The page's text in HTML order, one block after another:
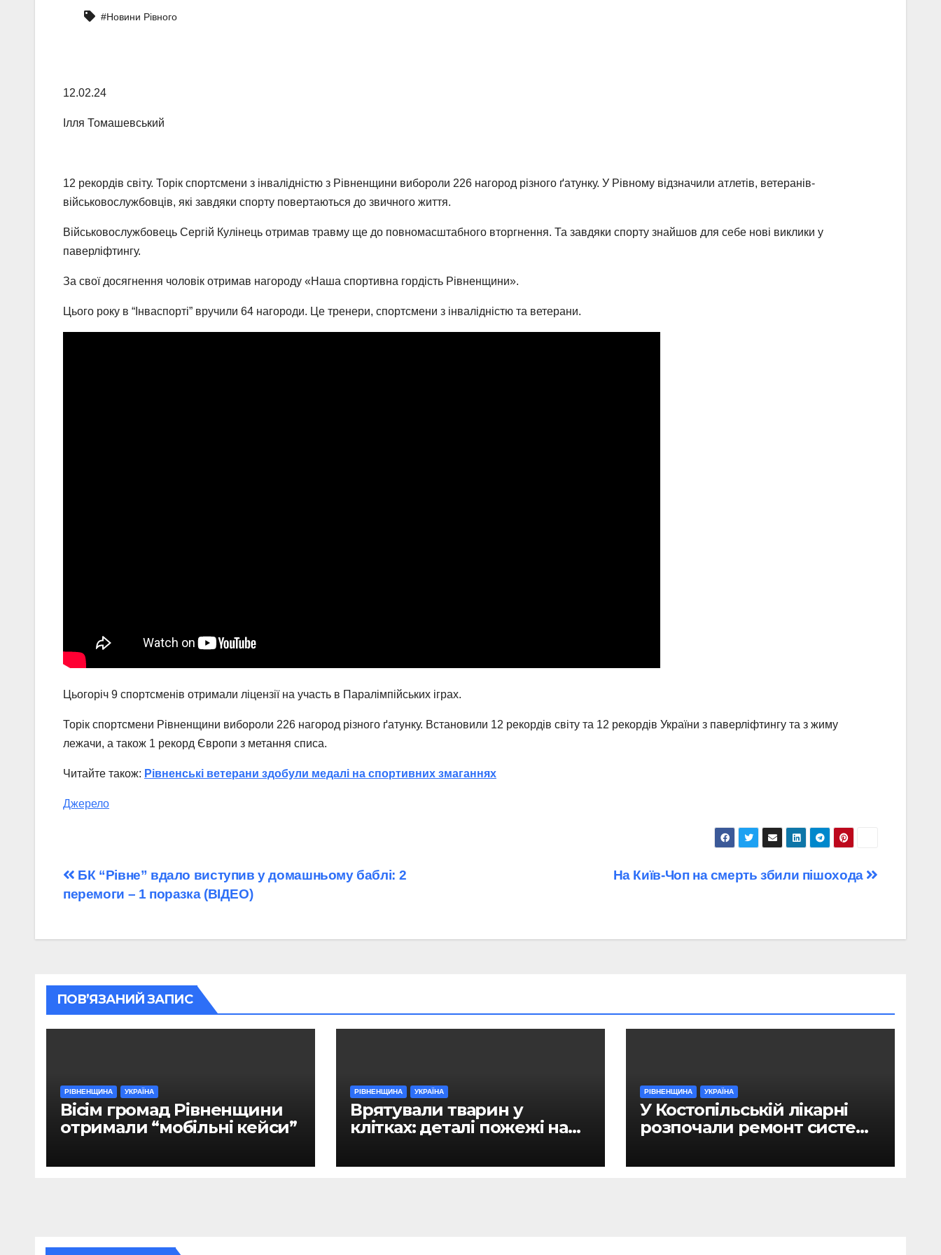
#Новини Рівного
12.02.24
Ілля Томашевський
12 рекордів світу. Торік спортсмени з інвалідністю з Рівненщини вибороли 226 нагород різного ґатунку. У Рівному відзначили атлетів, ветеранів-
військовослужбовців, які завдяки спорту повертаються до звичного життя.
Військовослужбовець Сергій Кулінець отримав травму ще до повномасштабного вторгнення. Та завдяки спорту знайшов для себе нові виклики у
паверліфтингу.
За свої досягнення чоловік отримав нагороду «Наша спортивна гордість Рівненщини».
Цього року в “Інваспорті” вручили 64 нагороди. Це тренери, спортсмени з інвалідністю та ветерани.
Цьогоріч 9 спортсменів отримали ліцензії на участь в Паралімпійських іграх.
Торік спортсмени Рівненщини вибороли 226 нагород різного ґатунку. Встановили 12 рекордів світу та 12 рекордів України з паверліфтингу та з жиму
лежачи, а також 1 рекорд Європи з метання списа.
Читайте також: Рівненські ветерани здобули медалі на спортивних змаганнях
Джерело
Навігація
записів
На Київ-Чоп на смерть збили пішохода
БК “Рівне” вдало виступив у домашньому баблі: 2
перемоги – 1 поразка (ВІДЕО)
ПОВ’ЯЗАНИЙ ЗАПИС
РІВНЕНЩИНА УКРАЇНА
Вісім громад Рівненщини
отримали “мобільні кейси”
РІВНЕНЩИНА УКРАЇНА
Врятували тварин у
клітках: деталі пожежі на
РІВНЕНЩИНА УКРАЇНА
У Костопільській лікарні
розпочали ремонт системи